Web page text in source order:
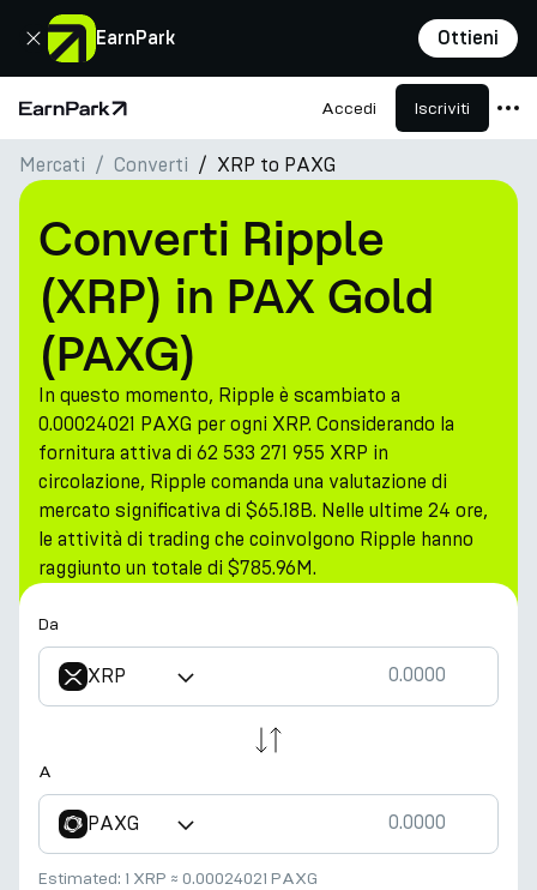
EarnPark Ottieni
Chiudi
Pagina principale Accedi Iscriviti
Prodotti
Mercati
Calcolatori
PARK Token
Risorse
Azienda
Mercati Converti XRP to PAXG
Converti Ripple
(XRP) in PAX Gold
(PAXG)
In questo momento, Ripple è scambiato a
0.00024021 PAXG per ogni XRP. Considerando la
fornitura attiva di 62 533 271 955 XRP in
circolazione, Ripple comanda una valutazione di
mercato significativa di $65.18B. Nelle ultime 24 ore,
le attività di trading che coinvolgono Ripple hanno
raggiunto un totale di $785.96M.
Da
XRP
A
PAXG
Estimated: 1 XRP ≈ 0.00024021 PAXG